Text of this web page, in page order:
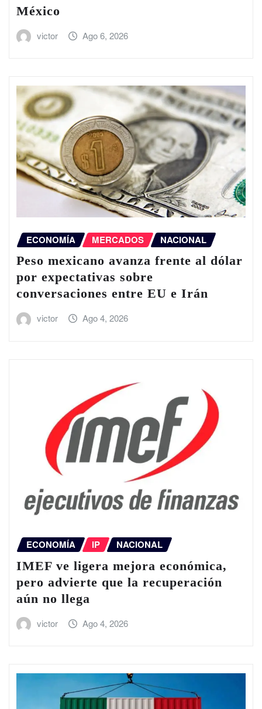
México
victor Ago 6, 2026
ECONOMÍA MERCADOS NACIONAL
Peso mexicano avanza frente al dólar
por expectativas sobre
conversaciones entre EU e Irán
victor Ago 4, 2026
ECONOMÍA IP NACIONAL
IMEF ve ligera mejora económica,
pero advierte que la recuperación
aún no llega
victor Ago 4, 2026